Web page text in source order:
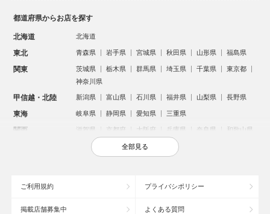
都道府県からお店を探す
北海道 北海道
東北 青森県 岩手県 宮城県 秋田県 山形県 福島県
関東 茨城県 栃木県 群馬県 埼玉県 千葉県
東京都
神奈川県
甲信越・北陸 新潟県 富山県 石川県 福井県 山梨県 長野県
東海 岐阜県 静岡県 愛知県 三重県
関西 滋賀県 京都府 大阪府 兵庫県 奈良県 和歌山県
鳥取県 島根県 岡山県 広島県
沖縄県
全部見る
ご利用規約 プライバシポリシー
掲載店舗募集中 よくある質問